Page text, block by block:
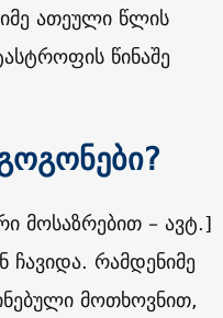
ათეული წლის
წინაშე
მოსაზრებით – ავტ.]
ჩავიდა. რამდენიმე
მოთხოვნით,